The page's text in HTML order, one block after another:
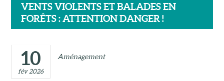
VENTS VIOLENTS ET BALADES EN
FORÊTS : ATTENTION DANGER !
10
fév 2026
Aménagement